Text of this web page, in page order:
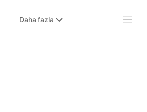
Daha fazla